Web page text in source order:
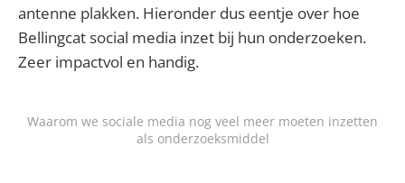
antenne plakken. Hieronder dus eentje over hoe
Bellingcat social media inzet bij hun onderzoeken.
Zeer impactvol en handig.
Waarom we sociale media nog veel meer moeten inzetten
als onderzoeksmiddel